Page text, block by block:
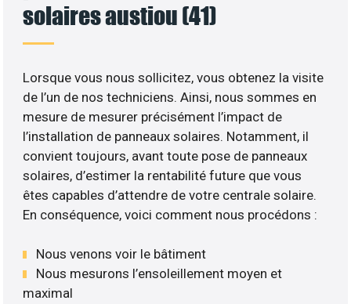
solaires austiou (41)
Lorsque vous nous sollicitez, vous obtenez la visite
de l’un de nos techniciens. Ainsi, nous sommes en
mesure de mesurer précisément l’impact de
l’installation de panneaux solaires. Notamment, il
convient toujours, avant toute pose de panneaux
solaires, d’estimer la rentabilité future que vous
êtes capables d’attendre de votre centrale solaire.
En conséquence, voici comment nous procédons :
Nous venons voir le bâtiment
Nous mesurons l’ensoleillement moyen et
maximal